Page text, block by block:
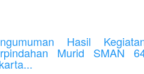
Hasil
Murid SMAN